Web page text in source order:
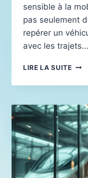
sensible à la
pas seulement
repérer un
avec les trajets…
LIRE LA SUITE
PAR
OÙ
EN